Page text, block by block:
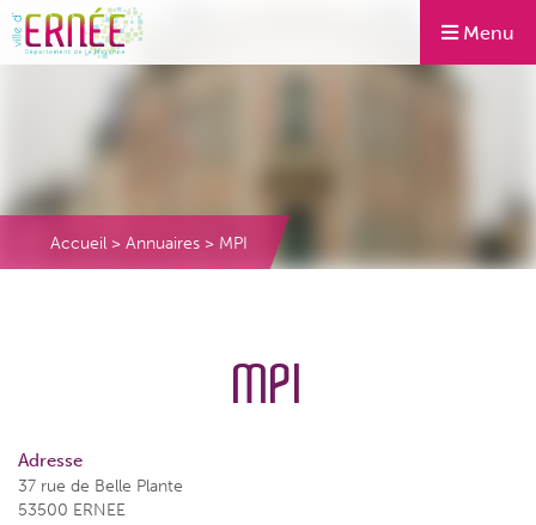
Menu
Accueil > Annuaires > MPI
MPI
Adresse
37 rue de Belle Plante
53500 ERNEE